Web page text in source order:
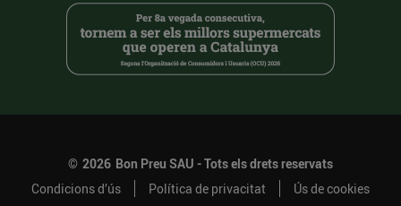
© 2026 Bon Preu SAU - Tots els drets reservats
Condicions d’ús
Política de privacitat Ús de cookies